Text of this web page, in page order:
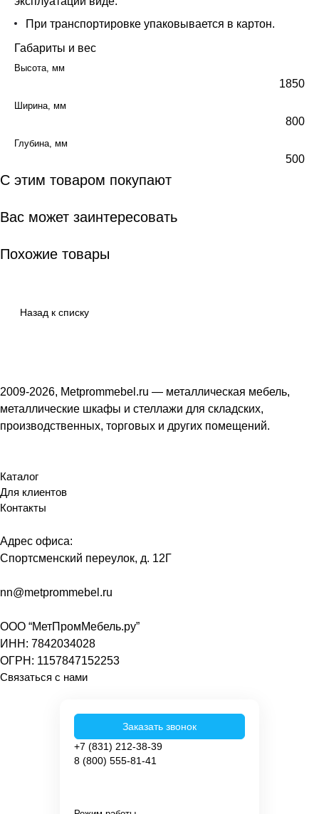
При транспортировке упаковывается в картон.
Габариты и вес
Высота, мм
1850
Ширина, мм
800
Глубина, мм
500
С этим товаром покупают
Вас может заинтересовать
Похожие товары
Назад к списку
2009-2026, Metprommebel.ru — металлическая мебель,
металлические шкафы и стеллажи для складских,
производственных, торговых и других помещений.
Каталог
Для клиентов
Контакты
Адрес офиса:
Спортсменский переулок, д. 12Г
nn@metprommebel.ru
ООО “МетПромМебель.ру”
ИНН: 7842034028
ОГРН: 1157847152253
Связаться с нами
8 (800) 555-81-41
+7 (831) 212-38-39
Заказать звонок